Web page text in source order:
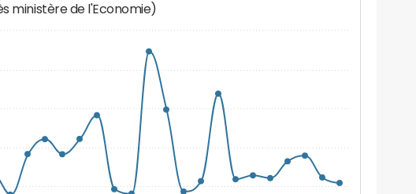
ministère de l'Economie)